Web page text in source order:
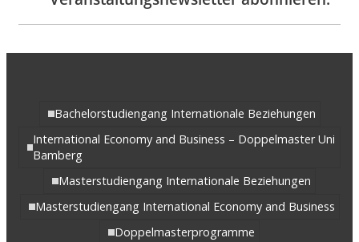
Bachelorstudiengang Internationale Beziehungen
International Economy and Business – Doppelmaster Uni
Bamberg
Masterstudiengang Internationale Beziehungen
Masterstudiengang International Economy and Business
Doppelmasterprogramme